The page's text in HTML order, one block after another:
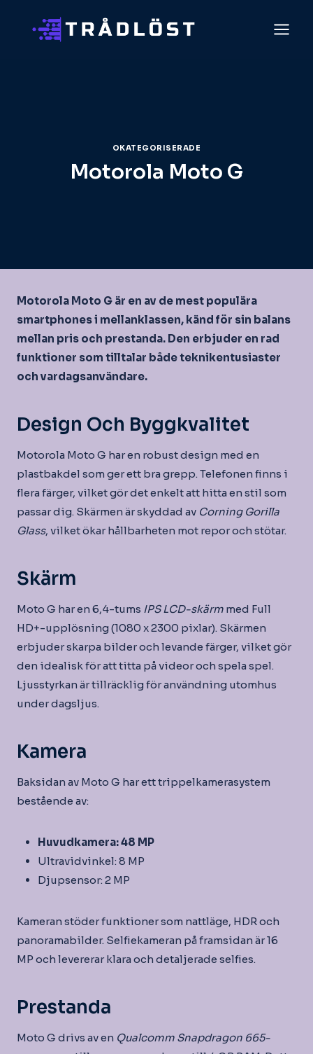
OKATEGORISERADE
Motorola Moto G
Motorola Moto G är en av de mest populära
smartphones i mellanklassen, känd för sin balans
mellan pris och prestanda. Den erbjuder en rad
funktioner som tilltalar både teknikentusiaster
och vardagsanvändare.
Design Och Byggkvalitet
Motorola Moto G har en robust design med en
plastbakdel som ger ett bra grepp. Telefonen finns i
flera färger, vilket gör det enkelt att hitta en stil som
passar dig. Skärmen är skyddad av Corning Gorilla
Glass, vilket ökar hållbarheten mot repor och stötar.
Skärm
Moto G har en 6,4-tums IPS LCD-skärm med Full
HD+-upplösning (1080 x 2300 pixlar). Skärmen
erbjuder skarpa bilder och levande färger, vilket gör
den idealisk för att titta på videor och spela spel.
Ljusstyrkan är tillräcklig för användning utomhus
under dagsljus.
Kamera
Baksidan av Moto G har ett trippelkamerasystem
bestående av:
Huvudkamera: 48 MP
Ultravidvinkel: 8 MP
Djupsensor: 2 MP
Kameran stöder funktioner som nattläge, HDR och
panoramabilder. Selfiekameran på framsidan är 16
MP och levererar klara och detaljerade selfies.
Prestanda
Moto G drivs av en Qualcomm Snapdragon 665-